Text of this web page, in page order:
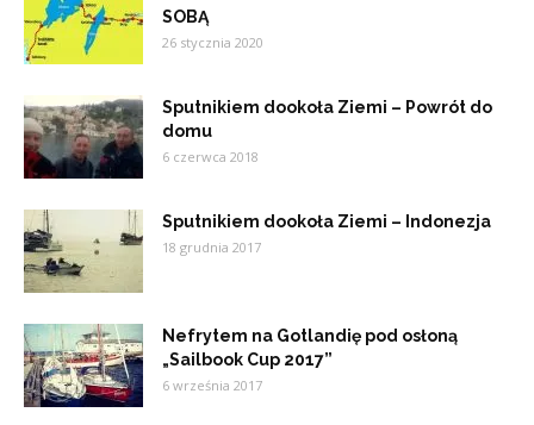
SOBĄ
26 stycznia 2020
Sputnikiem dookoła Ziemi – Powrót do
domu
6 czerwca 2018
Sputnikiem dookoła Ziemi – Indonezja
18 grudnia 2017
Nefrytem na Gotlandię pod osłoną
„Sailbook Cup 2017”
6 września 2017